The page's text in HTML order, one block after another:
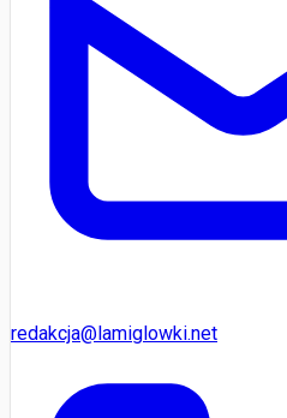
redakcja@lamiglowki.net